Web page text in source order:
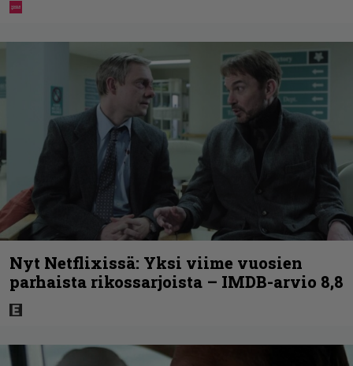
Nyt Netflixissä: Yksi viime vuosien
parhaista rikossarjoista – IMDB-arvio 8,8